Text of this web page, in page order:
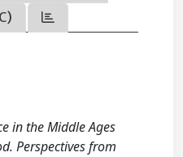
in the Middle Ages
Perspectives from